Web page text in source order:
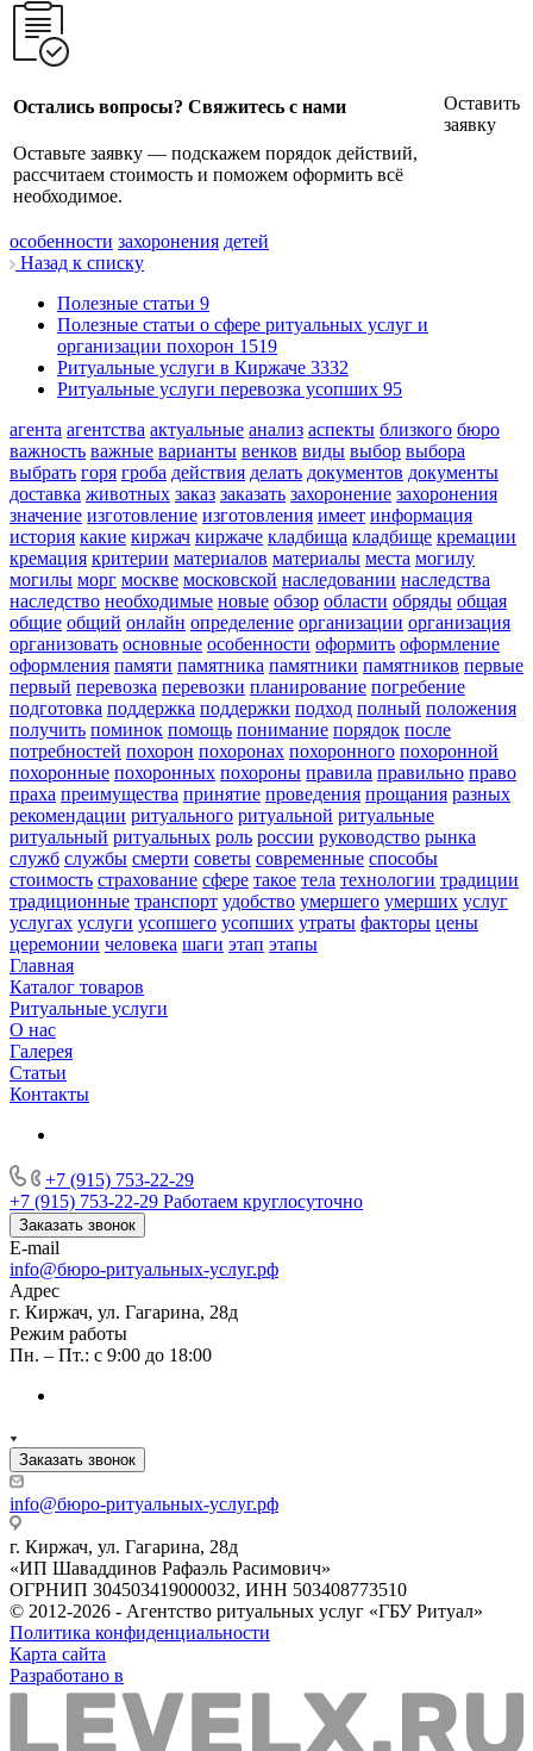
Остались вопросы? Свяжитесь с нами
Оставьте заявку — подскажем порядок действий,
рассчитаем стоимость и поможем оформить всё
необходимое.
Оставить
заявку
особенности захоронения детей
Назад к списку
Полезные статьи 9
Полезные статьи о сфере ритуальных услуг и
организации похорон 1519
Ритуальные услуги в Киржаче 3332
Ритуальные услуги перевозка усопших 95
агента агентства актуальные анализ аспекты близкого бюро
важность важные варианты венков виды выбор выбора
выбрать горя гроба действия делать документов документы
доставка животных заказ заказать захоронение захоронения
значение изготовление изготовления имеет информация
история какие киржач киржаче кладбища кладбище кремации
кремация критерии материалов материалы места могилу
могилы морг москве московской наследовании наследства
наследство необходимые новые обзор области обряды общая
общие общий онлайн определение организации организация
организовать основные особенности оформить оформление
оформления памяти памятника памятники памятников первые
первый перевозка перевозки планирование погребение
подготовка поддержка поддержки подход полный положения
получить поминок помощь понимание порядок после
потребностей похорон похоронах похоронного похоронной
похоронные похоронных похороны правила правильно право
праха преимущества принятие проведения прощания разных
рекомендации ритуального ритуальной ритуальные
ритуальный ритуальных роль россии руководство рынка
служб службы смерти советы современные способы
стоимость страхование сфере такое тела технологии традиции
традиционные транспорт удобство умершего умерших услуг
услугах услуги усопшего усопших утраты факторы цены
церемонии человека шаги этап этапы
Главная
Каталог товаров
Ритуальные услуги
О нас
Галерея
Статьи
Контакты
+7 (915) 753-22-29
+7 (915) 753-22-29 Работаем круглосуточно
Заказать звонок
E-mail
info@бюро-ритуальных-услуг.рф
Адрес
г. Киржач, ул. Гагарина, 28д
Режим работы
Пн. – Пт.: с 9:00 до 18:00
Заказать звонок
info@бюро-ритуальных-услуг.рф
г. Киржач, ул. Гагарина, 28д
«ИП Шаваддинов Рафаэль Расимович»
ОГРНИП 304503419000032, ИНН 503408773510
© 2012-2026 - Агентство ритуальных услуг «ГБУ Ритуал»
Политика конфиденциальности
Карта сайта
Разработано в